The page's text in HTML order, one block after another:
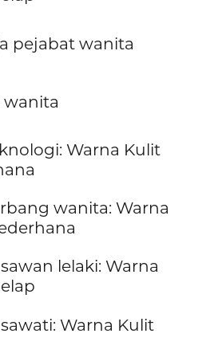
pejabat wanita
wanita
Warna Kulit
wanita: Warna
lelaki: Warna
Warna Kulit